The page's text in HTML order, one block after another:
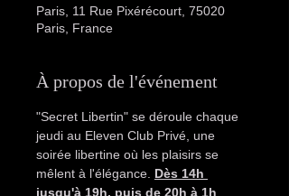
Paris, 11 Rue Pixérécourt, 75020
Paris, France
À propos de l'événement
"Secret Libertin" se déroule chaque
jeudi au Eleven Club Privé, une
soirée libertine où les plaisirs se
mêlent à l'élégance. Dès 14h
jusqu'à 19h, puis de 20h à 1h